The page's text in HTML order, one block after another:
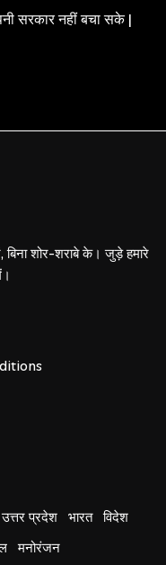
सरकार नहीं बचा सके |
शोर-शराबे के। जुड़े हमारे
उत्तर प्रदेश भारत विदेश
मनोरंजन